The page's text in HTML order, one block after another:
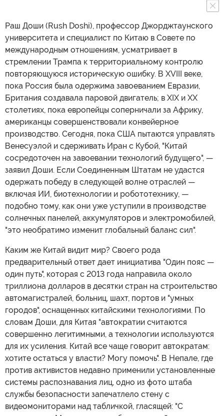
Раш Доши (Rush Doshi), профессор Джорджтаунского
университета и специалист по Китаю в Совете по
международным отношениям, усматривает в
стремлении Трампа к территориальному контролю
повторяющуюся историческую ошибку. В XVIII веке,
пока Россия была одержима завоеванием Евразии,
Британия создавала паровой двигатель; в XIX и XX
столетиях, пока европейцы соперничали за Африку,
американцы совершенствовали конвейерное
производство. Сегодня, пока США пытаются управлять
Венесуэлой и сдерживать Иран с Кубой, "Китай
сосредоточен на завоевании технологий будущего", —
заявил Доши. Если Соединенным Штатам не удастся
одержать победу в следующей волне отраслей —
включая ИИ, биотехнологии и робототехнику, —
подобно тому, как они уже уступили в производстве
солнечных панелей, аккумуляторов и электромобилей,
"это необратимо изменит глобальный баланс сил".
Каким же Китай видит мир? Своего рода
предварительный ответ дает инициатива "Один пояс —
один путь", которая с 2013 года направила около
триллиона долларов в десятки стран на строительство
автомагистралей, больниц, шахт, портов и "умных
городов", оснащенных китайскими технологиями. По
словам Доши, для Китая "автократии считаются
совершенно легитимными, а технологии используются
для их усиления. Китай все чаще говорит автократам:
хотите остаться у власти? Могу помочь". В Непале, где
против активистов недавно применили установленные
системы распознавания лиц, одно из фото штаба
службы безопасности запечатлело стену с
видеомониторами над табличкой, гласящей: "С